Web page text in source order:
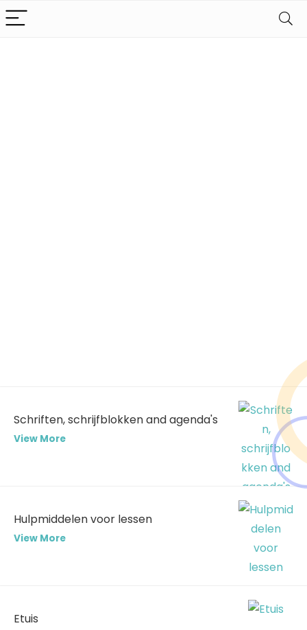
Schriften, schrijfblokken and agenda's
View More
Hulpmiddelen voor lessen
View More
Etuis